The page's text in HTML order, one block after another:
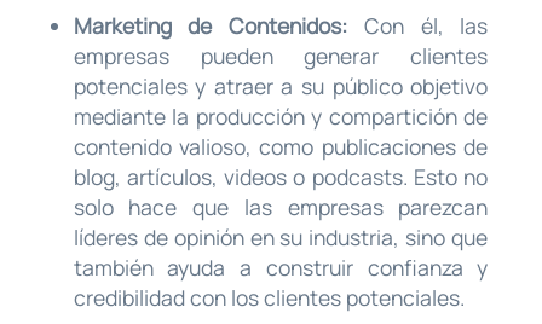
Marketing de Contenidos: Con él, las
empresas pueden generar clientes
potenciales y atraer a su público objetivo
mediante la producción y compartición de
contenido valioso, como publicaciones de
blog, artículos, videos o podcasts. Esto no
solo hace que las empresas parezcan
líderes de opinión en su industria, sino que
también ayuda a construir confianza y
credibilidad con los clientes potenciales.